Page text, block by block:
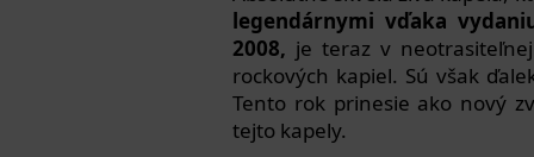
legendárnymi vďaka
2008, je teraz v
rockových kapiel. Sú však
Tento rok prinesie ako nový
tejto kapely.